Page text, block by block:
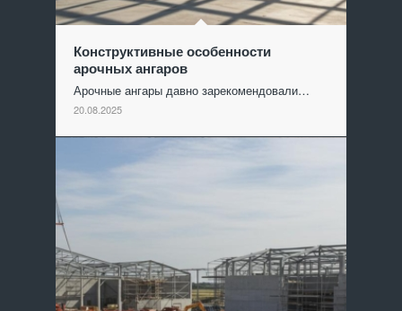
Конструктивные особенности
арочных ангаров
Арочные ангары давно зарекомендовали…
20.08.2025